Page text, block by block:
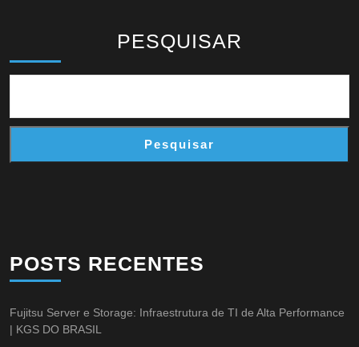
PESQUISAR
Pesquisar
POSTS RECENTES
Fujitsu Server e Storage: Infraestrutura de TI de Alta Performance
| KGS DO BRASIL